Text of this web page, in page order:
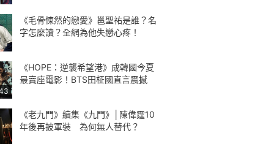
《毛骨悚然的戀愛》邕聖祐是誰？名
字怎麼讀？全網為他失戀心疼！
《HOPE：逆襲希望港》成韓國今夏
最賣座電影！BTS田柾國直言震撼
《老九門》續集《九門》│陳偉霆10
年後再披軍裝 為何無人替代？